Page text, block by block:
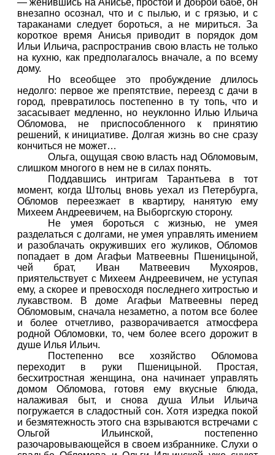
— женившись на Анисье, простой и доброй бабе, он
внезапно осознал, что и с пылью, и с грязью, и с
тараканами следует бороться, а не мириться. За
короткое время Анисья приводит в порядок дом
Ильи Ильича, распространив свою власть не только
на кухню, как предполагалось вначале, а по всему
дому.
Но всеобщее это пробуждение длилось
недолго: первое же препятствие, переезд с дачи в
город, превратилось постепенно в ту топь, что и
засасывает медленно, но неуклонно Илью Ильича
Обломова, не приспособленного к принятию
решений, к инициативе. Долгая жизнь во сне сразу
кончиться не может…
Ольга, ощущая свою власть над Обломовым,
слишком многого в нем не в силах понять.
Поддавшись интригам Тарантьева в тот
момент, когда Штольц вновь уехал из Петербурга,
Обломов переезжает в квартиру, нанятую ему
Михеем Андреевичем, на Выборгскую сторону.
Не умея бороться с жизнью, не умея
разделаться с долгами, не умея управлять имением
и разоблачать окруживших его жуликов, Обломов
попадает в дом Агафьи Матвеевны Пшеницыной,
чей брат, Иван Матвеевич Мухояров,
приятельствует с Михеем Андреевичем, не уступая
ему, а скорее и превосходя последнего хитростью и
лукавством. В доме Агафьи Матвеевны перед
Обломовым, сначала незаметно, а потом все более
и более отчетливо, разворачивается атмосфера
родной Обломовки, то, чем более всего дорожит в
душе Илья Ильич.
Постепенно все хозяйство Обломова
переходит в руки Пшеницыной. Простая,
бесхитростная женщина, она начинает управлять
домом Обломова, готовя ему вкусные блюда,
налаживая быт, и снова душа Ильи Ильича
погружается в сладостный сон. Хотя изредка покой
и безмятежность этого сна взрываются встречами с
Ольгой Ильинской, постепенно
разочаровывающейся в своем избраннике. Слухи о